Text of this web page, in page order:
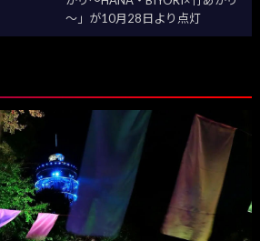
～」が10月28日より点灯